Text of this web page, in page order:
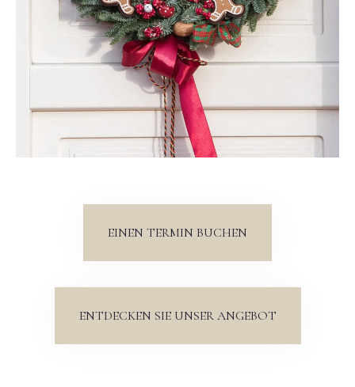
EINEN TERMIN BUCHEN
ENTDECKEN SIE UNSER ANGEBOT
Abreise
Kinder
0